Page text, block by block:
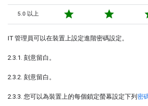
5.0 以上 star star
IT 管理員可以在裝置上設定進階密碼設定。
2.3.1. 刻意留白。
2.3.2. 刻意留白。
2.3.3. 您可以為裝置上的每個鎖定螢幕設定下列 密